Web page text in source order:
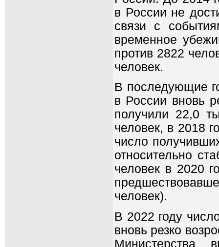
в России не
связи с
временное
против 2822
человек.
В последующие
в России вновь
получили 22,0
человек, в 2018
число
относительно
человек в 2020
человек).
В 2022 году
вновь резко
Министерства